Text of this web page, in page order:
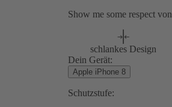
Show me some respect von
schlankes Design
Dein Gerät:
Apple iPhone 8
Schutzstufe: